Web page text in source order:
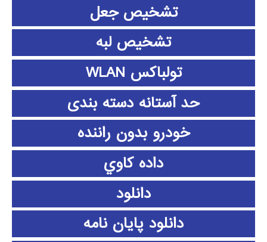
تشخیص جعل
تشخیص لبه
تولباکس WLAN
حد آستانه دسته بندی
خودرو بدون راننده
داده كاوي
دانلود
دانلود پايان نامه